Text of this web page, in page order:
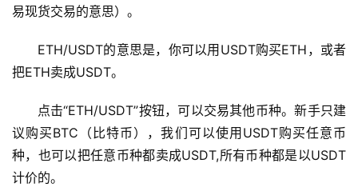
析
圈
问
题
易现货交易的意思）。
ETH/USDT的意思是，你可以用USDT购买ETH，或者
把ETH卖成USDT。
点击“ETH/USDT”按钮，可以交易其他币种。新手只建
议购买BTC（比特币），我们可以使用USDT购买任意币
种，也可以把任意币种都卖成USDT,所有币种都是以USDT
计价的。